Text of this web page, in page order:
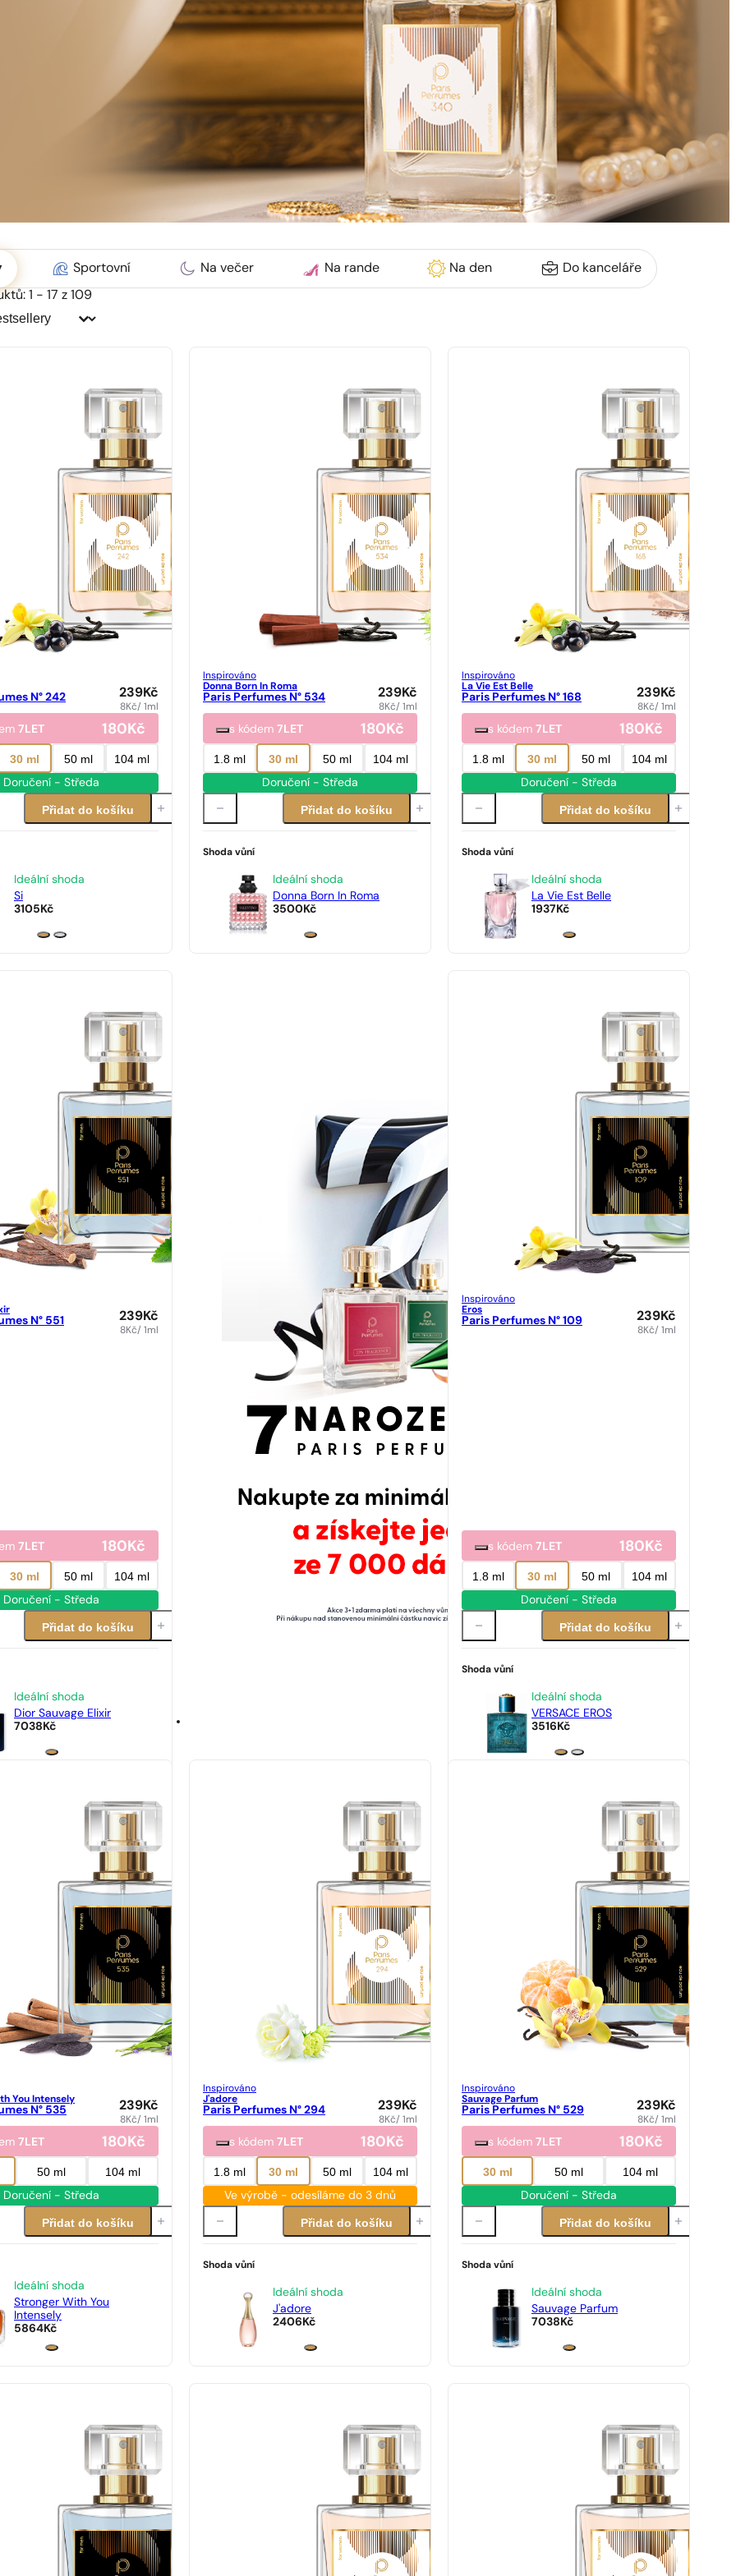
Sportovní Na večer Na rande Na den Do kanceláře
1 - 17 z 109
N° 242 239Kč
8Kč/ 1ml
7LET 180Kč
30 ml 50 ml 104 ml
Doručení - Středa
Přidat do košíku
Ideální shoda
Si
3105Kč
Inspirováno
Donna Born In Roma
Paris Perfumes N° 534 239Kč
8Kč/ 1ml
s kódem 7LET 180Kč
1.8 ml 30 ml 50 ml 104 ml
Doručení - Středa
Přidat do košíku
Shoda vůní
Ideální shoda
Donna Born In Roma
3500Kč
Inspirováno
La Vie Est Belle
Paris Perfumes N° 168 239Kč
8Kč/ 1ml
s kódem 7LET 180Kč
1.8 ml 30 ml 50 ml 104 ml
Doručení - Středa
Přidat do košíku
Shoda vůní
Ideální shoda
La Vie Est Belle
1937Kč
N° 551 239Kč
8Kč/ 1ml
7LET 180Kč
30 ml 50 ml 104 ml
Doručení - Středa
Přidat do košíku
Ideální shoda
Dior Sauvage Elixir
7038Kč
Inspirováno
Eros
Paris Perfumes N° 109 239Kč
8Kč/ 1ml
s kódem 7LET 180Kč
1.8 ml 30 ml 50 ml 104 ml
Doručení - Středa
Přidat do košíku
Shoda vůní
Ideální shoda
VERSACE EROS
3516Kč
You Intensely
N° 535 239Kč
8Kč/ 1ml
7LET 180Kč
50 ml 104 ml
Doručení - Středa
Přidat do košíku
Ideální shoda
Stronger With You
Intensely
5864Kč
Inspirováno
J'adore
Paris Perfumes N° 294 239Kč
8Kč/ 1ml
s kódem 7LET 180Kč
1.8 ml 30 ml 50 ml 104 ml
Ve výrobě - odesíláme do 3 dnů
Přidat do košíku
Shoda vůní
Ideální shoda
J'adore
2406Kč
Inspirováno
Sauvage Parfum
Paris Perfumes N° 529 239Kč
8Kč/ 1ml
s kódem 7LET 180Kč
30 ml 50 ml 104 ml
Doručení - Středa
Přidat do košíku
Shoda vůní
Ideální shoda
Sauvage Parfum
7038Kč